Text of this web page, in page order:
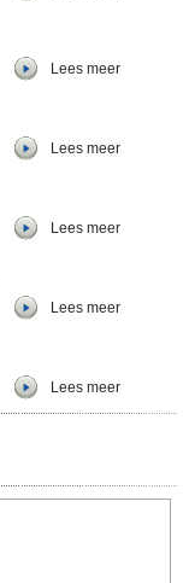
Lees meer
Lees meer
Lees meer
Lees meer
Lees meer